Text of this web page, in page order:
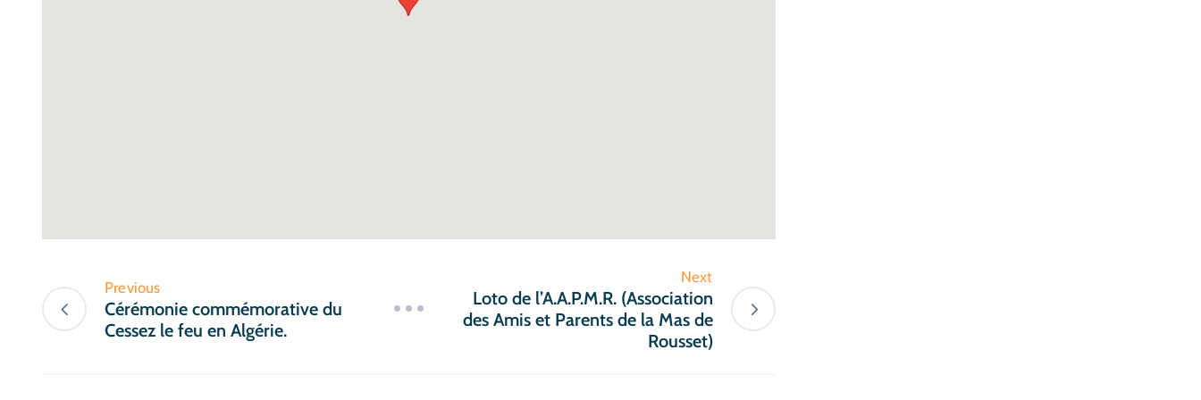
Previous
Cérémonie commémorative du
Cessez le feu en Algérie.
Next
Loto de l’A.A.P.M.R. (Association
des Amis et Parents de la Mas de
Rousset)